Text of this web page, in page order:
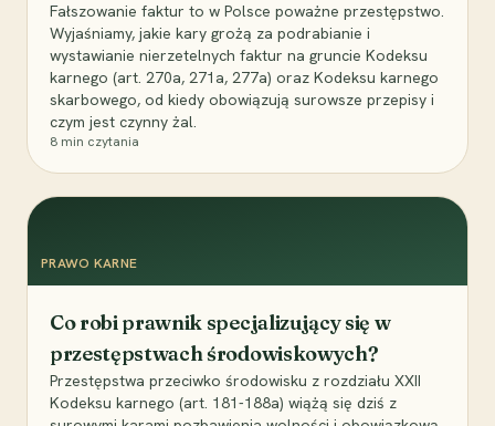
Fałszowanie faktur to w Polsce poważne przestępstwo.
Wyjaśniamy, jakie kary grożą za podrabianie i
wystawianie nierzetelnych faktur na gruncie Kodeksu
karnego (art. 270a, 271a, 277a) oraz Kodeksu karnego
skarbowego, od kiedy obowiązują surowsze przepisy i
czym jest czynny żal.
8 min czytania
PRAWO KARNE
Co robi prawnik specjalizujący się w
przestępstwach środowiskowych?
Przestępstwa przeciwko środowisku z rozdziału XXII
Kodeksu karnego (art. 181-188a) wiążą się dziś z